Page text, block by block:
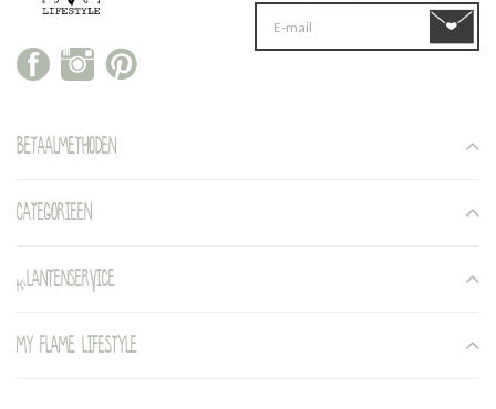
Betaalmethoden
Categorieen
Klantenservice
My Flame Lifestyle